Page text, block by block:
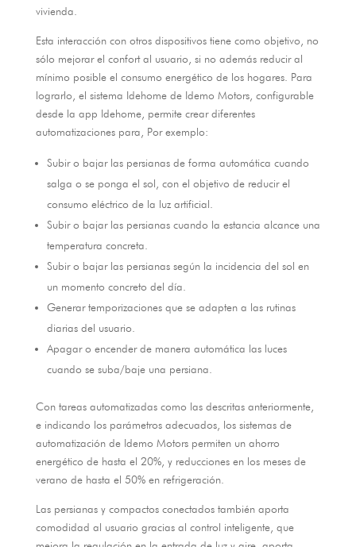
vivienda
Esta interacción con otros dispositivos tiene como objetivo
no
sólo mejorar el confort al usuario si no además reducir al
mínimo posible el consumo energético de los hogares. Para
lograrlo el sistema Idehome de Idemo Motors, configurable
desde la app Idehome, permite crear diferentes
automatizaciones para , Por exemplo:
Subir o bajar las persianas de forma automática cuando
salga o se ponga el sol con el objetivo de reducir el
consumo eléctrico de la luz artificial
Subir o bajar las persianas cuando la estancia alcance una
temperatura concreta
Subir o bajar las persianas según la incidencia del sol en
un momento concreto del día
Generar temporizaciones que se adapten a las rutinas
diarias del usuario
Apagar o encender de manera automática las luces
cuando se suba/baje una persiana
Con tareas automatizadas como las descritas anteriormente,
e indicando los parámetros adecuados, los sistemas de
automatización de Idemo Motors permiten un ahorro
energético de hasta el 20%, y reducciones en los meses de
verano de hasta el 50% en refrigeración.
Las persianas y compactos conectados también aporta
comodidad al usuario gracias al control inteligente, que